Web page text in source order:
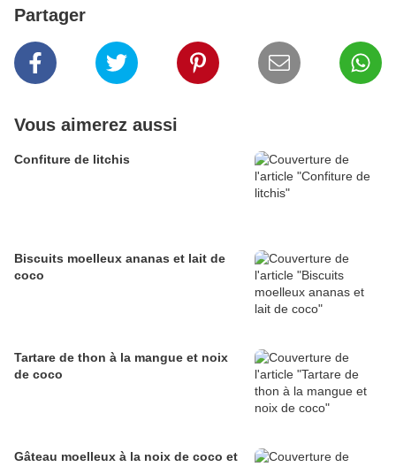
Partager
Vous aimerez aussi
Confiture de litchis
Biscuits moelleux ananas et lait de
coco
Tartare de thon à la mangue et noix
de coco
Gâteau moelleux à la noix de coco et